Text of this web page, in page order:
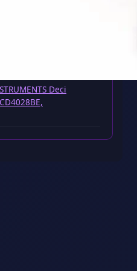
Deci